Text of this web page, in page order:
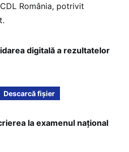
România, potrivit
digitală a rezultatelor
Descarcă fișier
la examenul național